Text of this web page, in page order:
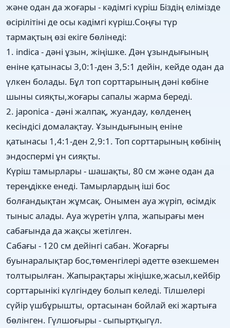
және одан да жоғары - кәдімгі күріш Біздің елімізде
өсірілітіні де осы кәдімгі күріш.Соңғы түр
тармақтың өзі екіге бөлінеді:
1. indica - дәні ұзын, жіңішке. Дән ұзындығының
еніне қатынасы 3,0:1-ден 3,5:1 дейін, кейде одан да
үлкен болады. Бұл топ сорттарының дәні көбіне
шыны сияқты,жоғары сапалы жарма береді.
2. japonica - дәні жалпақ, жуандау, көлденең
кесіндісі домалақтау. Ұзындығының еніне
қатынасы 1,4:1-ден 2,9:1. Топ сорттарының көбінің
эндоспермі ұн сияқты.
Күріш тамырлары - шашақты, 80 см және одан да
тереңдікке енеді. Тамырлардың іші бос
болғандықтан жұмсақ. Онымен ауа жүріп, өсімдік
тыныс алады. Ауа жүретін ұлпа, жапырағы мен
сабағында да жақсы жетілген.
Сабағы - 120 см дейінгі сабан. Жоғарғы
буынаралықтар бос,төменгілері әдетте өзекшемен
толтырылған. Жапырақтары жіңішке,жасыл,кейбір
сорттарынікі күлгіндеу болып келеді. Тілшелері
сүйір үшбұрышты, ортасынан бойлай екі жартыға
бөлінген. Гүлшоғыры - сыпыртқыгүл.